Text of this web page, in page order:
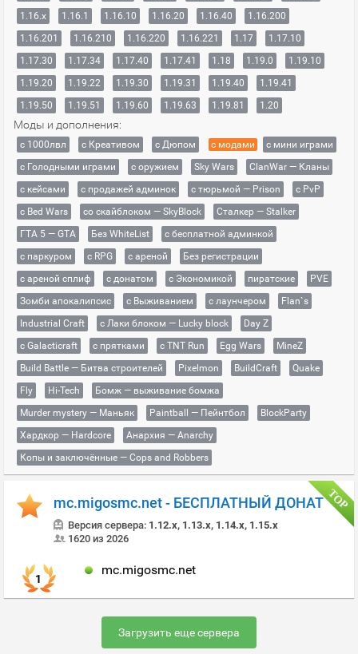
1.16.x
1.16.1 1.16.10 1.16.20 1.16.40
1.16.200
1.16.201
1.16.210 1.16.220 1.16.221 1.17
1.17.10
1.17.30
1.17.34 1.17.40 1.17.41 1.18 1.19.0
1.19.10
1.19.20
1.19.22 1.19.30 1.19.31 1.19.40
1.19.41
1.19.50
1.19.51 1.19.60 1.19.63 1.19.81 1.20
Моды и дополнения:
с 1000лвл c Креативом с Дюпом с модами
с мини играми
с Голодными играми
с оружием Sky Wars
ClanWar — Кланы
с кейсами
с продажей админок с тюрьмой — Prison
с PvP
с Bed Wars
со скайблоком — SkyBlock
Сталкер — Stalker
ГТА 5 — GTA
Без WhiteList
с бесплатной админкой
с паркуром
с RPG с ареной
Без регистрации
с ареной сплиф
с донатом с Экономикой пиратские
PVE
Зомби апокалипсис
с Выживанием с лаунчером
Flan`s
Industrial Craft
с Лаки блоком — Lucky block
Day Z
с Galacticraft
с прятками с TNT Run Egg Wars
MineZ
Build Battle — Битва строителей
Pixelmon BuildCraft
Quake
Fly
Hi-Tech
Бомж — выживание бомжа
Murder mystery — Маньяк
Paintball — Пейнтбол
BlockParty
Хардкор — Hardcore
Анархия — Anarchy
Копы и заключённые — Cops and Robbers
mc.migosmc.net - БЕСПЛАТНЫЙ ДОНАТ
Версия сервера: 1.12.x, 1.13.x, 1.14.x, 1.15.x
1620 из 2026
1
mc.migosmc.net
Загрузить еще сервера